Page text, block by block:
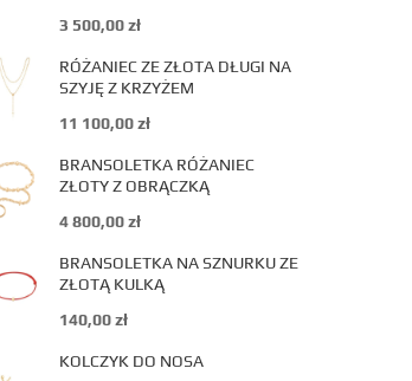
3 500,00zł
RÓŻANIEC ZE ZŁOTA DŁUGI NA
SZYJĘ Z KRZYŻEM
11 100,00zł
BRANSOLETKA RÓŻANIEC
ZŁOTY Z OBRĄCZKĄ
4 800,00zł
BRANSOLETKA NA SZNURKU ZE
ZŁOTĄ KULKĄ
140,00zł
KOLCZYK DO NOSA